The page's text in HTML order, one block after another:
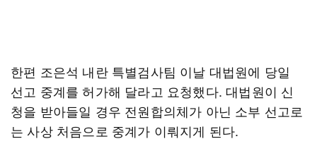
한편 조은석 내란 특별검사팀 이날 대법원에 당일
선고 중계를 허가해 달라고 요청했다. 대법원이 신
청을 받아들일 경우 전원합의체가 아닌 소부 선고로
는 사상 처음으로 중계가 이뤄지게 된다.